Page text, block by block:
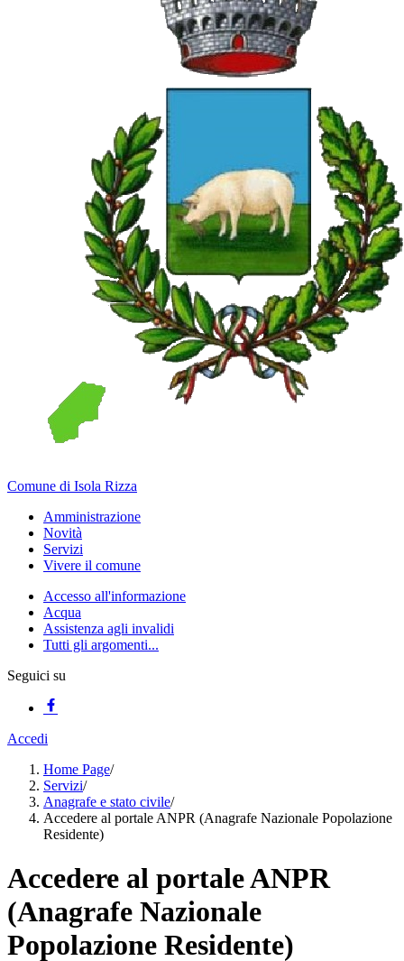
Comune di Isola Rizza
Amministrazione
Novità
Servizi
Vivere il comune
Accesso all'informazione
Acqua
Assistenza agli invalidi
Tutti gli argomenti...
Seguici su
Accedi
Home Page/
Servizi/
Anagrafe e stato civile/
Accedere al portale ANPR (Anagrafe Nazionale Popolazione
Residente)
Accedere al portale ANPR
(Anagrafe Nazionale
Popolazione Residente)